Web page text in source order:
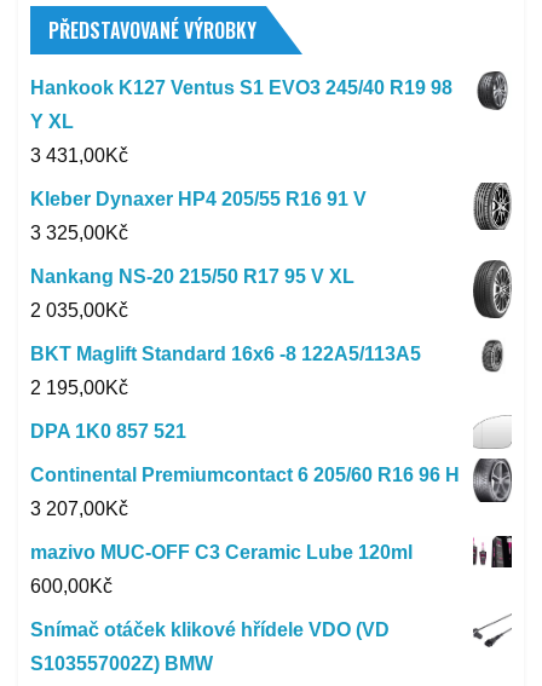
PŘEDSTAVOVANÉ VÝROBKY
Hankook K127 Ventus S1 EVO3 245/40 R19 98
Y XL
3 431,00Kč
Kleber Dynaxer HP4 205/55 R16 91 V
3 325,00Kč
Nankang NS-20 215/50 R17 95 V XL
2 035,00Kč
BKT Maglift Standard 16x6 -8 122A5/113A5
2 195,00Kč
DPA 1K0 857 521
Continental Premiumcontact 6 205/60 R16 96 H
3 207,00Kč
mazivo MUC-OFF C3 Ceramic Lube 120ml
600,00Kč
Snímač otáček klikové hřídele VDO (VD
S103557002Z) BMW